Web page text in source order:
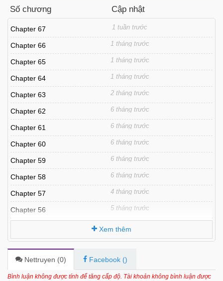
Số chương Cập nhật
Chapter 67 1 tuần trước
Chapter 66 1 tháng trước
Chapter 65 1 tháng trước
Chapter 64 1 tháng trước
Chapter 63 2 tháng trước
Chapter 62 6 tháng trước
Chapter 61 6 tháng trước
Chapter 60 6 tháng trước
Chapter 59 6 tháng trước
Chapter 58 6 tháng trước
Chapter 57 4 tháng trước
Chapter 56 5 tháng trước
Chapter 54 6 tháng trước
Chapter 53 6 tháng trước
Chapter 52 6 tháng trước
Xem thêm
Nettruyen (0) Facebook ()
Bình luận không được tính để tăng cấp độ. Tài khoản không bình luận được